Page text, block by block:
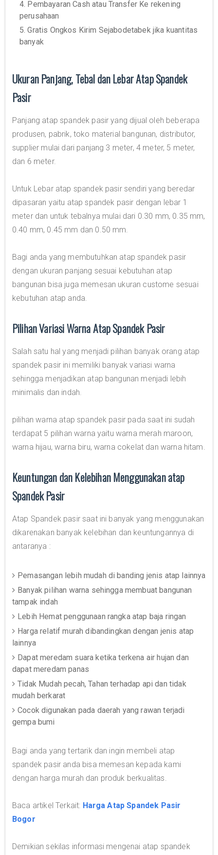
4. Pembayaran Cash atau Transfer Ke rekening
perusahaan
5. Gratis Ongkos Kirim Sejabodetabek jika kuantitas
banyak
Ukuran Panjang, Tebal dan Lebar Atap Spandek
Pasir
Panjang atap spandek pasir yang dijual oleh beberapa
produsen, pabrik, toko material bangunan, distributor,
supplier mulai dari panjang 3 meter, 4 meter, 5 meter,
dan 6 meter.
Untuk Lebar atap spandek pasir sendiri yang beredar
dipasaran yaitu atap spandek pasir dengan lebar 1
meter dan untuk tebalnya mulai dari 0.30 mm, 0.35 mm,
0.40 mm, 0.45 mm dan 0.50 mm.
Bagi anda yang membutuhkan atap spandek pasir
dengan ukuran panjang sesuai kebutuhan atap
bangunan bisa juga memesan ukuran custome sesuai
kebutuhan atap anda.
Pilihan Variasi Warna Atap Spandek Pasir
Salah satu hal yang menjadi pilihan banyak orang atap
spandek pasir ini memiliki banyak variasi warna
sehingga menjadikan atap bangunan menjadi lebih
minimalis dan indah.
pilihan warna atap spandek pasir pada saat ini sudah
terdapat 5 pilihan warna yaitu warna merah maroon,
warna hijau, warna biru, warna cokelat dan warna hitam.
Keuntungan dan Kelebihan Menggunakan atap
Spandek Pasir
Atap Spandek pasir saat ini banyak yang menggunakan
dikarenakan banyak kelebihan dan keuntungannya di
antaranya :
Pemasangan lebih mudah di banding jenis atap lainnya
Banyak pilihan warna sehingga membuat bangunan
tampak indah
Lebih Hemat penggunaan rangka atap baja ringan
Harga relatif murah dibandingkan dengan jenis atap
lainnya
Dapat meredam suara ketika terkena air hujan dan
dapat meredam panas
Tidak Mudah pecah, Tahan terhadap api dan tidak
mudah berkarat
Cocok digunakan pada daerah yang rawan terjadi
gempa bumi
Bagi anda yang tertarik dan ingin membeli atap
spandek pasir anda bisa memesan kepada kami
dengan harga murah dan produk berkualitas.
Baca artikel Terkait: Harga Atap Spandek Pasir
Bogor
Demikian sekilas informasi mengenai atap spandek